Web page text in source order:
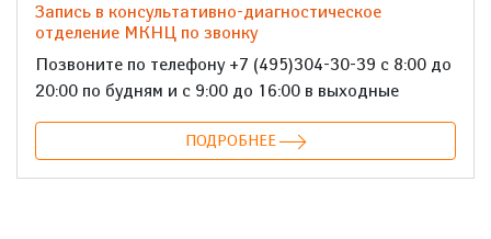
Запись в консультативно-диагностическое
отделение МКНЦ по звонку
Позвоните по телефону +7 (495)304-30-39 с 8:00 до
20:00 по будням и с 9:00 до 16:00 в выходные
ПОДРОБНЕЕ